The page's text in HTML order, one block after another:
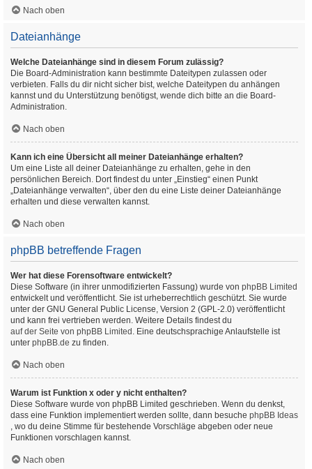
Nach oben
Dateianhänge
Welche Dateianhänge sind in diesem Forum zulässig?
Die Board-Administration kann bestimmte Dateitypen zulassen oder
verbieten. Falls du dir nicht sicher bist, welche Dateitypen du anhängen
kannst und du Unterstützung benötigst, wende dich bitte an die Board-
Administration.
Nach oben
Kann ich eine Übersicht all meiner Dateianhänge erhalten?
Um eine Liste all deiner Dateianhänge zu erhalten, gehe in den
persönlichen Bereich. Dort findest du unter „Einstieg“ einen Punkt
„Dateianhänge verwalten“, über den du eine Liste deiner Dateianhänge
erhalten und diese verwalten kannst.
Nach oben
phpBB betreffende Fragen
Wer hat diese Forensoftware entwickelt?
Diese Software (in ihrer unmodifizierten Fassung) wurde von phpBB Limited
entwickelt und veröffentlicht. Sie ist urheberrechtlich geschützt. Sie wurde
unter der GNU General Public License, Version 2 (GPL-2.0) veröffentlicht
und kann frei vertrieben werden. Weitere Details findest du
auf der Seite von phpBB Limited . Eine deutschsprachige Anlaufstelle ist
unter phpBB.de zu finden.
Nach oben
Warum ist Funktion x oder y nicht enthalten?
Diese Software wurde von phpBB Limited geschrieben. Wenn du denkst,
dass eine Funktion implementiert werden sollte, dann besuche phpBB Ideas
, wo du deine Stimme für bestehende Vorschläge abgeben oder neue
Funktionen vorschlagen kannst.
Nach oben